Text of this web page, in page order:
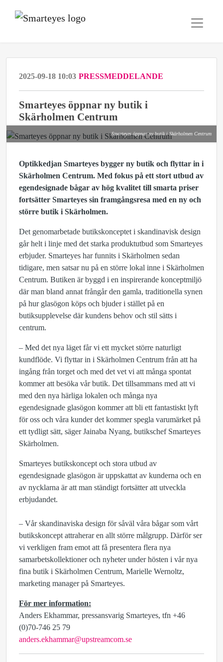
2025-09-18 10:03 PRESSMEDDELANDE
Smarteyes öppnar ny butik i
Skärholmen Centrum
Smarteyes öppnar ny butik i Skärholmen Centrum
Optikkedjan Smarteyes bygger ny butik och flyttar in i
Skärholmen Centrum. Med fokus på ett stort utbud av
egendesignade bågar av hög kvalitet till smarta priser
fortsätter Smarteyes sin framgångsresa med en ny och
större butik i Skärholmen.
Det genomarbetade butikskonceptet i skandinavisk design
går helt i linje med det starka produktutbud som Smarteyes
erbjuder. Smarteyes har funnits i Skärholmen sedan
tidigare, men satsar nu på en större lokal inne i Skärholmen
Centrum. Butiken är byggd i en inspirerande konceptmiljö
där man bland annat frångår den gamla, traditionella synen
på hur glasögon köps och bjuder i stället på en
butiksupplevelse där kundens behov och stil sätts i
centrum.
– Med det nya läget får vi ett mycket större naturligt
kundflöde. Vi flyttar in i Skärholmen Centrum från att ha
ingång från torget och med det vet vi att många spontat
kommer att besöka vår butik. Det tillsammans med att vi
med den nya härliga lokalen och många nya
egendesignade glasögon kommer att bli ett fantastiskt lyft
för oss och våra kunder det kommer spegla varumärket på
ett tydligt sätt, säger Jainaba Nyang, butikschef Smarteyes
Skärholmen.
Smarteyes butikskoncept och stora utbud av
egendesignade glasögon är uppskattat av kunderna och en
av nycklarna är att man ständigt fortsätter att utveckla
erbjudandet.
– Vår skandinaviska design för såväl våra bågar som vårt
butikskoncept attraherar en allt större målgrupp. Därför ser
vi verkligen fram emot att få presentera flera nya
samarbetskollektioner och nyheter under hösten i vår nya
fina butik i Skärholmen Centrum, Marielle Wernoltz,
marketing manager på Smarteyes.
För mer information:
Anders Ekhammar, pressansvarig Smarteyes, tfn +46
(0)70-746 25 79
anders.ekhammar@upstreamcom.se